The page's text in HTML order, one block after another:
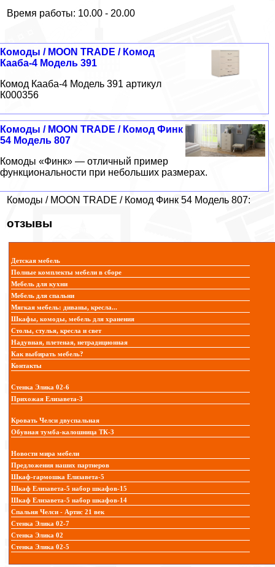
Время работы: 10.00 - 20.00
Комоды / MOON TRADE / Комод
Кааба-4 Модель 391
Комод Кааба-4 Модель 391 артикул
К000356
Комоды / MOON TRADE / Комод Финк
54 Модель 807
Комоды «Финк» — отличный пример
функциональности при небольших размерах.
Комоды / MOON TRADE / Комод Финк 54 Модель 807:
отзывы
Детская мебель
Полные комплекты мебели в сборе
Мебель для кухни
Мебель для спальни
Мягкая мебель: диваны, кресла...
Шкафы, комоды, мебель для хранения
Столы, стулья, кресла и свет
Надувная, плетеная, нетрадиционная
Как выбирать мебель?
Контакты
Стенка Элика 02-6
Прихожая Елизавета-3
Кровать Челси двуспальная
Обувная тумба-калошница ТК-3
Новости мира мебели
Предложения наших партнеров
Шкаф-гармошка Елизавета-5
Шкаф Елизавета-5 набор шкафов-15
Шкаф Елизавета-5 набор шкафов-14
Спальня Челси - Артис 21 век
Стенка Элика 02-7
Стенка Элика 02
Стенка Элика 02-5